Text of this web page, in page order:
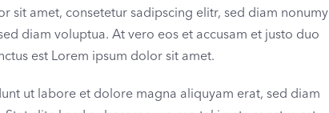
sit amet, consetetur sadipscing elitr, sed diam nonumy
diam voluptua. At vero eos et accusam et justo duo
est Lorem ipsum dolor sit amet.
ut labore et dolore magna aliquyam erat, sed diam